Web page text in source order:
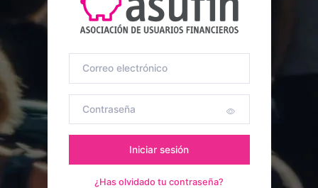
Iniciar sesión
¿Has olvidado tu contraseña?